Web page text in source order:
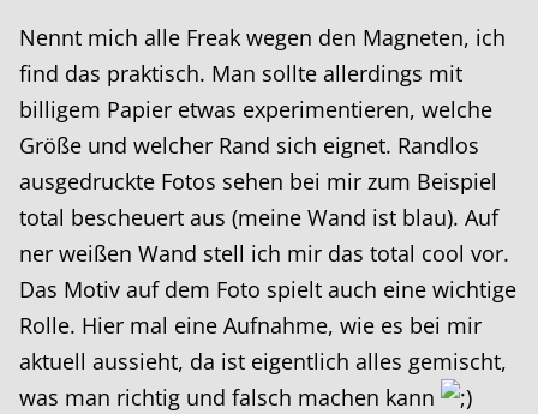
Nennt mich alle Freak wegen den Magneten, ich
find das praktisch. Man sollte allerdings mit
billigem Papier etwas experimentieren, welche
Größe und welcher Rand sich eignet. Randlos
ausgedruckte Fotos sehen bei mir zum Beispiel
total bescheuert aus (meine Wand ist blau). Auf
ner weißen Wand stell ich mir das total cool vor.
Das Motiv auf dem Foto spielt auch eine wichtige
Rolle. Hier mal eine Aufnahme, wie es bei mir
aktuell aussieht, da ist eigentlich alles gemischt,
was man richtig und falsch machen kann